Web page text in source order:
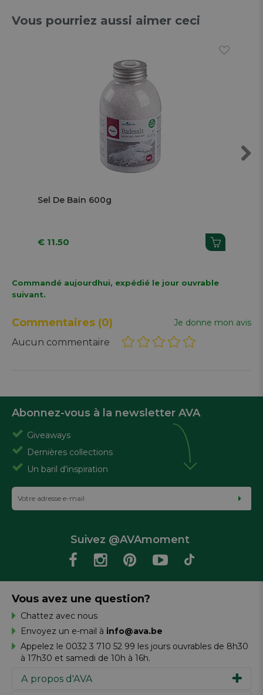
Vous pourriez aussi aimer ceci
Sel De Bain 600g
€ 11.50
Commandé aujourdhui, expédié le jour ouvrable
suivant.
Commentaires (0) Je donne mon avis
Aucun commentaire
Abonnez-vous à la newsletter AVA
Giveaways
Dernières collections
Un baril d'inspiration
Suivez @AVAmoment
A propos d'AVA
Vous avez une question?
Chattez avec nous
Envoyez un e-mail à info@ava.be
Appelez le 0032 3 710 52 99 les jours ouvrables de 8h30
à 17h30 et samedi de 10h à 16h.